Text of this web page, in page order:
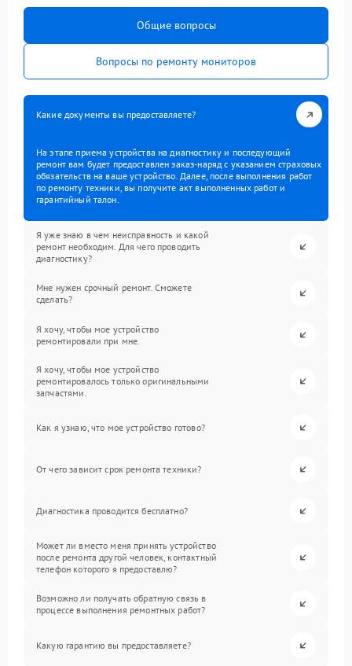
Общие вопросы
Вопросы по ремонту мониторов
Какие документы вы предоставляете?
На этапе приема устройства на диагностику и последующий
ремонт вам будет предоставлен заказ-наряд с указанием страховых
обязательств на ваше устройство. Далее, после выполнения работ
по ремонту техники, вы получите акт выполненных работ и
гарантийный талон.
Я уже знаю в чем неисправность и какой
ремонт необходим. Для чего проводить
диагностику?
Мне нужен срочный ремонт. Сможете
сделать?
Я хочу, чтобы мое устройство
ремонтировали при мне.
Я хочу, чтобы мое устройство
ремонтировалось только оригинальными
запчастями.
Как я узнаю, что мое устройство готово?
От чего зависит срок ремонта техники?
Диагностика проводится бесплатно?
Может ли вместо меня принять устройство
после ремонта другой человек, контактный
телефон которого я предоставлю?
Возможно ли получать обратную связь в
процессе выполнения ремонтных работ?
Какую гарантию вы предоставляете?